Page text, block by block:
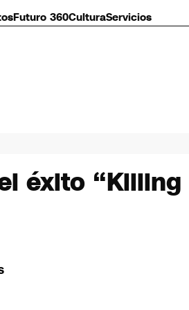
Futuro 360CulturaServicios
éxito